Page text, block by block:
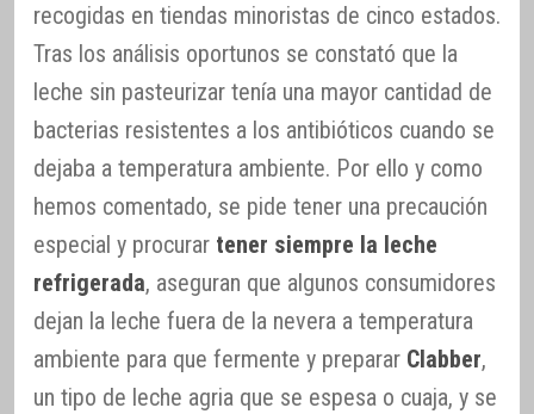
recogidas en tiendas minoristas de cinco estados.
Tras los análisis oportunos se constató que la
leche sin pasteurizar tenía una mayor cantidad de
bacterias resistentes a los antibióticos cuando se
dejaba a temperatura ambiente. Por ello y como
hemos comentado, se pide tener una precaución
especial y procurar tener siempre la leche
refrigerada, aseguran que algunos consumidores
dejan la leche fuera de la nevera a temperatura
ambiente para que fermente y preparar Clabber,
un tipo de leche agria que se espesa o cuaja, y se